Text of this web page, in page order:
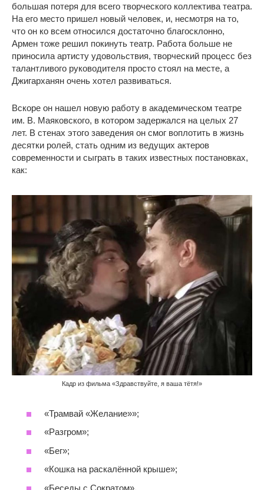
большая потеря для всего творческого коллектива театра.
На его место пришел новый человек, и, несмотря на то,
что он ко всем относился достаточно благосклонно,
Армен тоже решил покинуть театр. Работа больше не
приносила артисту удовольствия, творческий процесс без
талантливого руководителя просто стоял на месте, а
Джигарханян очень хотел развиваться.
Вскоре он нашел новую работу в академическом театре
им. В. Маяковского, в котором задержался на целых 27
лет. В стенах этого заведения он смог воплотить в жизнь
десятки ролей, стать одним из ведущих актеров
современности и сыграть в таких известных постановках,
как:
Кадр из фильма «Здравствуйте, я ваша тётя!»
«Трамвай «Желание»»;
«Разгром»;
«Бег»;
«Кошка на раскалённой крыше»;
«Беседы с Сократом».